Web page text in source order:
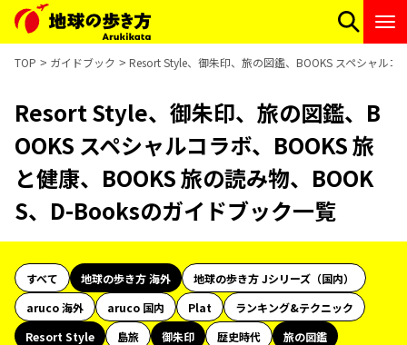
TOP ガイドブック Resort Style、御朱印、旅の図鑑、BOOKS スペシャル
Resort Style、御朱印、旅の図鑑、B
OOKS スペシャルコラボ、BOOKS 旅
と健康、BOOKS 旅の読み物、BOOK
S、D-Booksのガイドブック一覧
すべて 地球の歩き方 海外
地球の歩き方 Jシリーズ（国内）
aruco 海外
aruco 国内 Plat
ランキング&テクニック
Resort Style
島旅 御朱印 歴史時代
旅の図鑑